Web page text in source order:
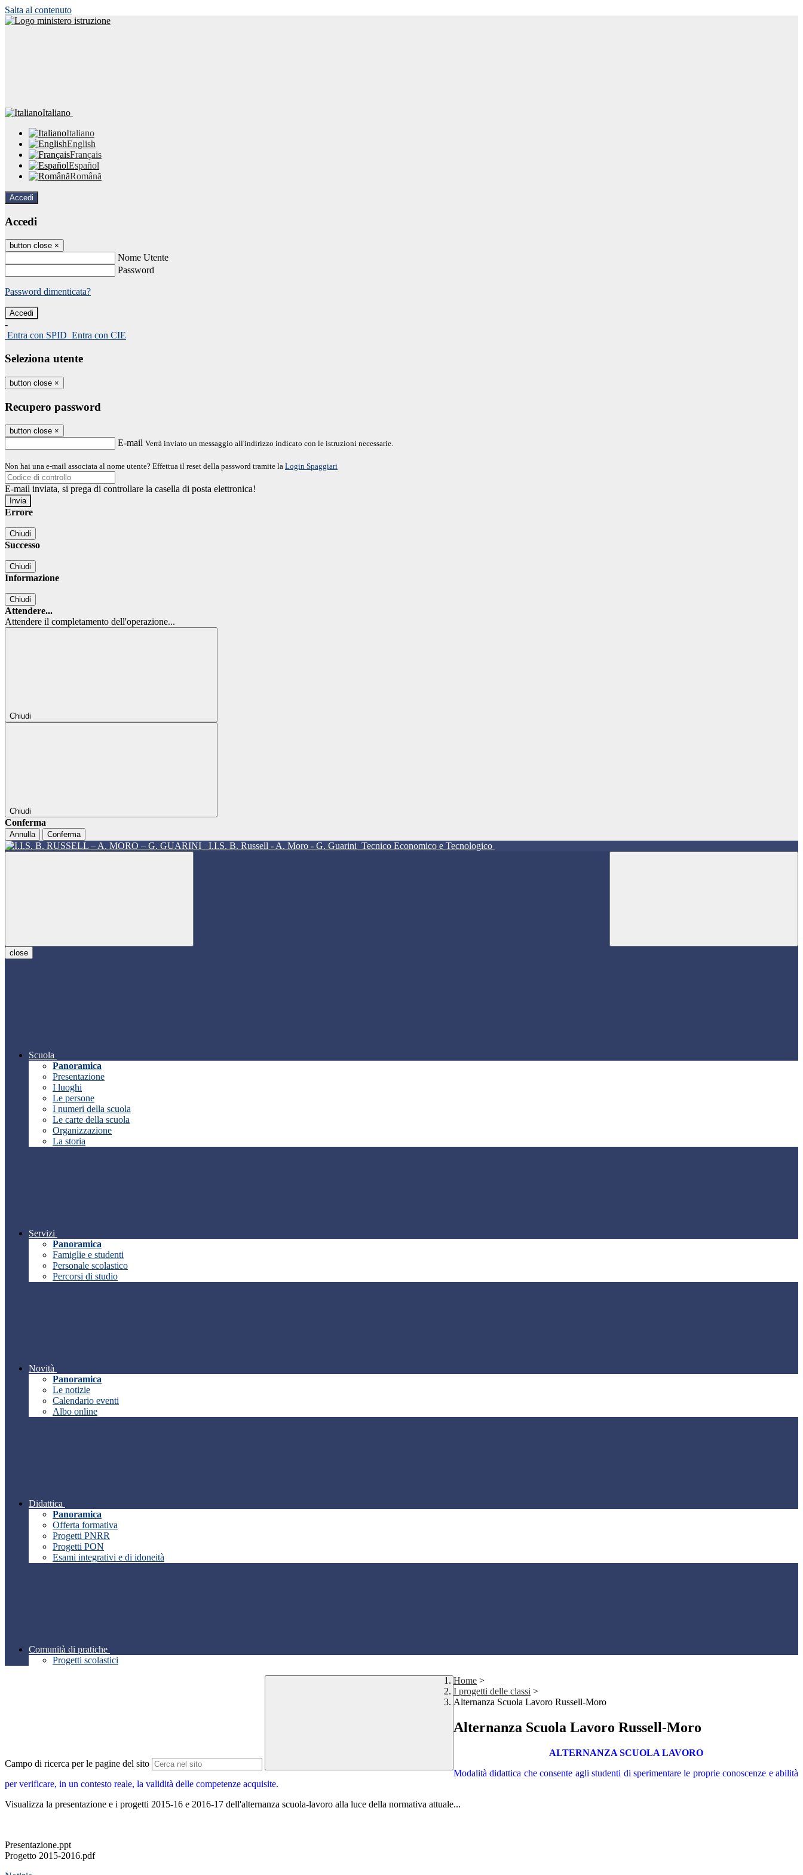
Salta al contenuto
Italiano
Italiano
English
Français
Español
Română
Accedi
Accedi
button close ×
Nome Utente
Password
Password dimenticata?
-
Entra con SPID Entra con CIE
Seleziona utente
button close ×
Recupero password
button close ×
E-mail Verrà inviato un messaggio all'indirizzo indicato con le istruzioni necessarie.
Non hai una e-mail associata al nome utente? Effettua il reset della password tramite la Login Spaggiari
E-mail inviata, si prega di controllare la casella di posta elettronica!
Errore
Chiudi
Successo
Chiudi
Informazione
Chiudi
Attendere...
Attendere il completamento dell'operazione...
Chiudi
Chiudi
Conferma
Annulla Conferma
I.I.S. B. Russell - A. Moro - G. Guarini Tecnico Economico e Tecnologico
close
Scuola
Panoramica
Presentazione
I luoghi
Le persone
I numeri della scuola
Le carte della scuola
Organizzazione
La storia
Servizi
Panoramica
Famiglie e studenti
Personale scolastico
Percorsi di studio
Novità
Panoramica
Le notizie
Calendario eventi
Albo online
Didattica
Panoramica
Offerta formativa
Progetti PNRR
Progetti PON
Esami integrativi e di idoneità
Comunità di pratiche
Progetti scolastici
Campo di ricerca per le pagine del sito
Home >
I progetti delle classi >
Alternanza Scuola Lavoro Russell-Moro
Alternanza Scuola Lavoro Russell-Moro
ALTERNANZA SCUOLA LAVORO
Modalità didattica che consente agli studenti di sperimentare le proprie conoscenze e abilità
per verificare, in un contesto reale, la validità delle competenze acquisite.
Visualizza la presentazione e i progetti 2015-16 e 2016-17 dell'alternanza scuola-lavoro alla luce della normativa attuale...
Presentazione.ppt
Progetto 2015-2016.pdf